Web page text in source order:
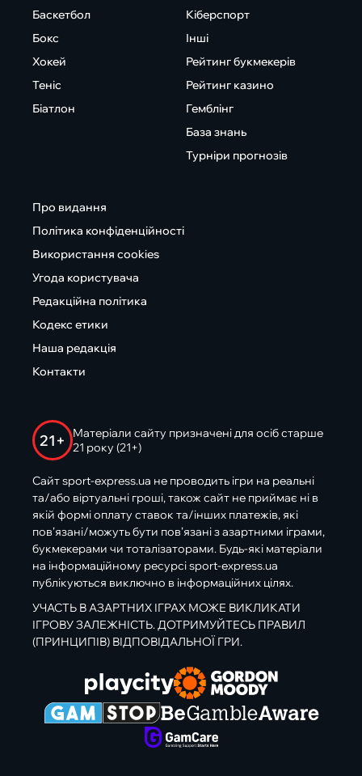
Баскетбол
Бокс
Хокей
Теніс
Біатлон
Кіберспорт
Інші
Рейтинг букмекерів
Рейтинг казино
Гемблінг
База знань
Турніри прогнозів
Про видання
Політика конфіденційності
Використання cookies
Угода користувача
Редакційна політика
Кодекс етики
Наша редакція
Контакти
21+
Матеріали сайту призначені для осіб старше
21 року (21+)
Сайт sport-express.ua не проводить ігри на реальні
та/або віртуальні гроші, також сайт не приймає ні в
якій формі оплату ставок та/інших платежів, які
пов’язані/можуть бути пов’язані з азартними іграми,
букмекерами чи тоталізаторами. Будь-які матеріали
на інформаційному ресурсі sport-express.ua
публікуються виключно в інформаційних цілях.
УЧАСТЬ В АЗАРТНИХ ІГРАХ МОЖЕ ВИКЛИКАТИ
ІГРОВУ ЗАЛЕЖНІСТЬ. ДОТРИМУЙТЕСЬ ПРАВИЛ
(ПРИНЦИПІВ) ВІДПОВІДАЛЬНОЇ ГРИ.